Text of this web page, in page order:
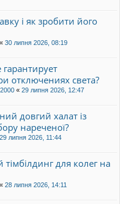
і як зробити його
« 30 липня 2026, 08:19
отключениях света?
« 29 липня 2026, 12:47
довгий халат із
нареченої?
29 липня 2026, 11:44
для колег на
« 28 липня 2026, 14:11